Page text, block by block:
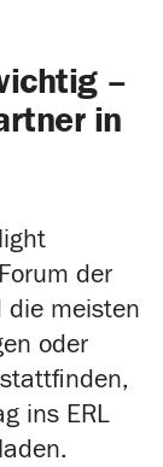
–
in
der
die meisten
oder
ins ERL